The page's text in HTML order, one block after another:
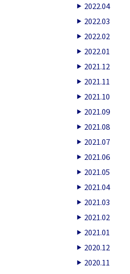
2022.04
2022.03
2022.02
2022.01
2021.12
2021.11
2021.10
2021.09
2021.08
2021.07
2021.06
2021.05
2021.04
2021.03
2021.02
2021.01
2020.12
2020.11